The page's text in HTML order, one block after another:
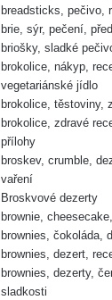
breadsticks, pečivo,
brie, sýr, pečení,
briošky, sladké
brokolice, nákyp,
vegetariánské jídlo
brokolice, těstoviny,
brokolice, zdravé
přílohy
broskev, crumble,
vaření
Broskvové dezerty
brownie,
brownies, čokoláda,
brownies, dezert,
brownies, dezerty,
sladkosti